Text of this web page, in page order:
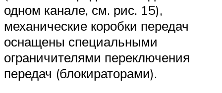
Меню
одном канале, см. рис. 15),
механические коробки передач
оснащены специ­альными
ограничителями переключения
передач (блокираторами).